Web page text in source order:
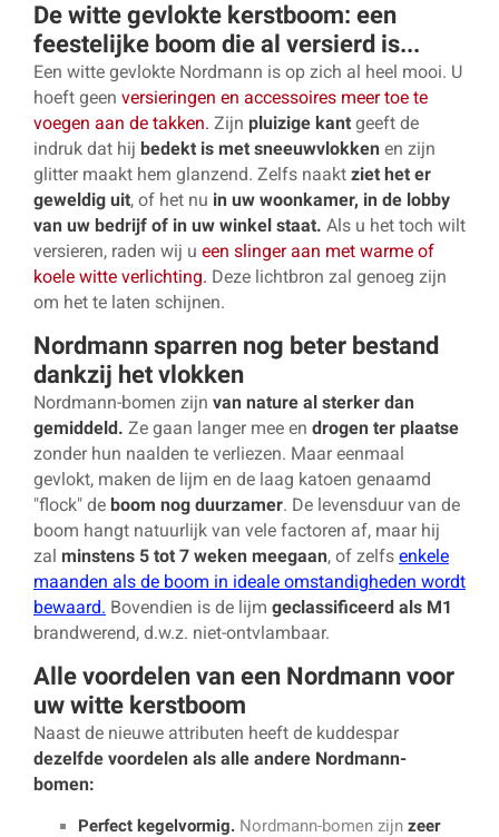
De witte gevlokte kerstboom: een
feestelijke boom die al versierd is...
Een witte gevlokte Nordmann is op zich al heel mooi. U
hoeft geen versieringen en accessoires meer toe te
voegen aan de takken. Zijn pluizige kant geeft de
indruk dat hij bedekt is met sneeuwvlokken en zijn
glitter maakt hem glanzend. Zelfs naakt ziet het er
geweldig uit, of het nu in uw woonkamer, in de lobby
van uw bedrijf of in uw winkel staat. Als u het toch wilt
versieren, raden wij u een slinger aan met warme of
koele witte verlichting. Deze lichtbron zal genoeg zijn
om het te laten schijnen.
Nordmann sparren nog beter bestand
dankzij het vlokken
Nordmann-bomen zijn van nature al sterker dan
gemiddeld. Ze gaan langer mee en drogen ter plaatse
zonder hun naalden te verliezen. Maar eenmaal
gevlokt, maken de lijm en de laag katoen genaamd
"flock" de boom nog duurzamer. De levensduur van de
boom hangt natuurlijk van vele factoren af, maar hij
zal minstens 5 tot 7 weken meegaan, of zelfs enkele
maanden als de boom in ideale omstandigheden wordt
bewaard. Bovendien is de lijm geclassificeerd als M1
brandwerend, d.w.z. niet-ontvlambaar.
Alle voordelen van een Nordmann voor
uw witte kerstboom
Naast de nieuwe attributen heeft de kuddespar
dezelfde voordelen als alle andere Nordmann-
bomen:
Perfect kegelvormig. Nordmann-bomen zijn zeer